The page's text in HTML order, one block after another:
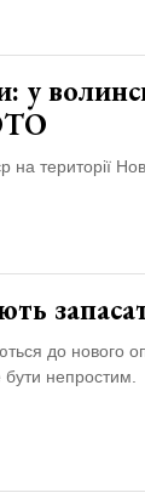
у
на території
до нового
непростим.